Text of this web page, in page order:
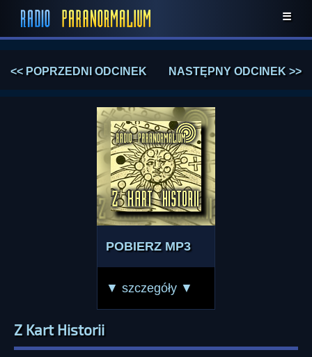
☰
<< POPRZEDNI ODCINEK NASTĘPNY ODCINEK >>
POBIERZ MP3
▼ szczegóły ▼
Z Kart Historii